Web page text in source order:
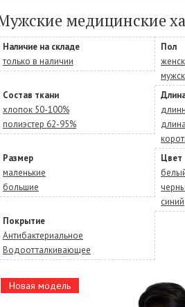
медицинские
Наличие на складе
только в наличии
Пол
Состав ткани
хлопок 50-100%
полиэстер 62-95%
Размер
маленькие
большие
Цвет
синий
Покрытие
Антибактериальное
Водоотталкивающее
Новая модель